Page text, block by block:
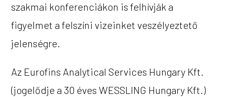
szakmai konferenciákon is felhívják a
figyelmet a felszíni vizeinket veszélyeztető
jelenségre.
Az Eurofins Analytical Services Hungary Kft.
(jogelődje a 30 éves WESSLING Hungary Kft.)